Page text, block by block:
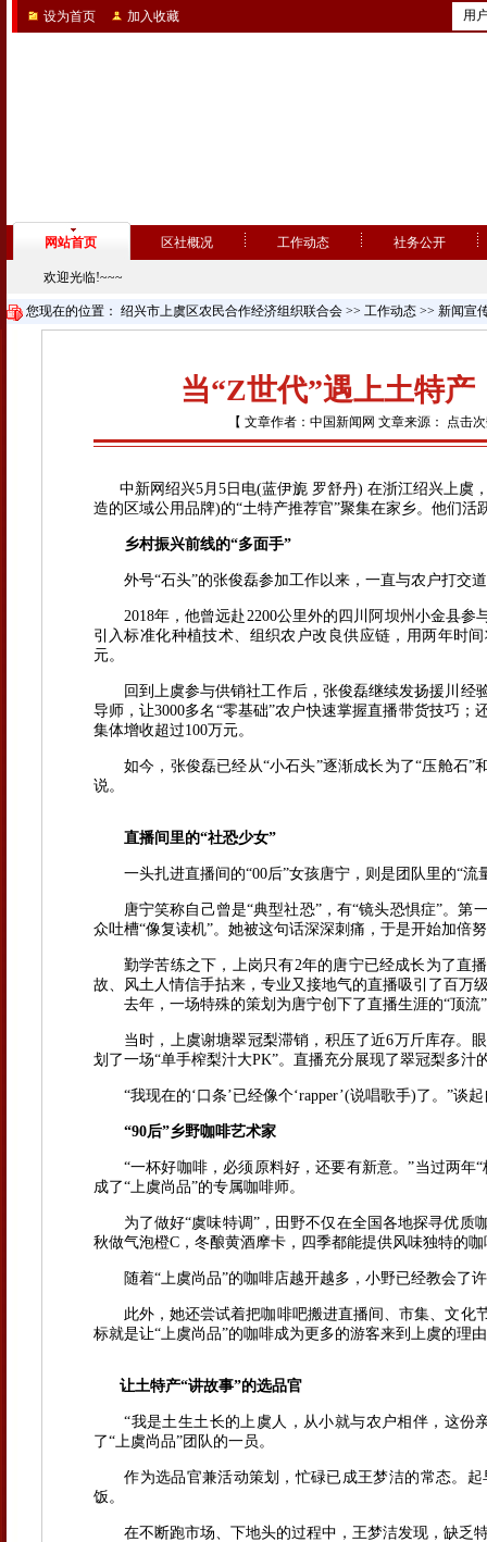
设为首页 加入收藏 用
网站首页 区社概况 工作动态 社务公开
欢迎光临!~~~
您现在的位置： 绍兴市上虞区农民合作经济组织联合会 >> 工作动态 >> 新闻宣
当“Z世代”遇上土特
【 文章作者：中国新闻网 文章来源： 点
中新网绍兴5月5日电(蓝伊旎 罗舒丹)在浙江绍兴上虞
造的区域公用品牌)的“土特产推荐官”聚集在家乡。他们
乡村振兴前线的“多面手”
外号“石头”的张俊磊参加工作以来，一直与农户打交
2018年，他曾远赴2200公里外的四川阿坝州小金县参
引入标准化种植技术、组织农户改良供应链，用两年时
元。
回到上虞参与供销社工作后，张俊磊继续发扬援川经
导师，让3000多名“零基础”农户快速掌握直播带货技巧
集体增收超过100万元。
如今，张俊磊已经从“小石头”逐渐成长为了“压舱石”
说。
直播间里的“社恐少女”
一头扎进直播间的“00后”女孩唐宁，则是团队里的“流
唐宁笑称自己曾是“典型社恐”，有“镜头恐惧症”。第
众吐槽“像复读机”。她被这句话深深刺痛，于是开始加倍
勤学苦练之下，上岗只有2年的唐宁已经成长为了直播
故、风土人情信手拈来，专业又接地气的直播吸引了百万
去年，一场特殊的策划为唐宁创下了直播生涯的“顶流
当时，上虞谢塘翠冠梨滞销，积压了近6万斤库存。眼
划了一场“单手榨梨汁大PK”。直播充分展现了翠冠梨多
“我现在的‘口条’已经像个‘rapper’(说唱歌手)了。”谈
“90后”乡野咖啡艺术家
“一杯好咖啡，必须原料好，还要有新意。”当过两年“
成了“上虞尚品”的专属咖啡师。
为了做好“虞味特调”，田野不仅在全国各地探寻优质
秋做气泡橙C，冬酿黄酒摩卡，四季都能提供风味独特的咖
随着“上虞尚品”的咖啡店越开越多，小野已经教会了
此外，她还尝试着把咖啡吧搬进直播间、市集、文化
标就是让“上虞尚品”的咖啡成为更多的游客来到上虞的理
让土特产“讲故事”的选品官
“我是土生土长的上虞人，从小就与农户相伴，这份亲
了“上虞尚品”团队的一员。
作为选品官兼活动策划，忙碌已成王梦洁的常态。起
饭。
在不断跑市场、下地头的过程中，王梦洁发现，缺乏